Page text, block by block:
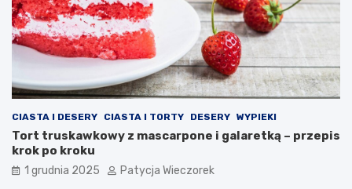
CIASTA I DESERY CIASTA I TORTY DESERY WYPIEKI
Tort truskawkowy z mascarpone i galaretką – przepis
krok po kroku
1 grudnia 2025 Patycja Wieczorek